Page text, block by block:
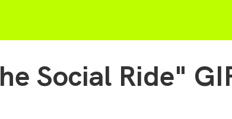
Social Ride"